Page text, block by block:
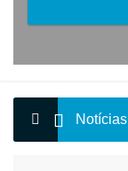
Notícias